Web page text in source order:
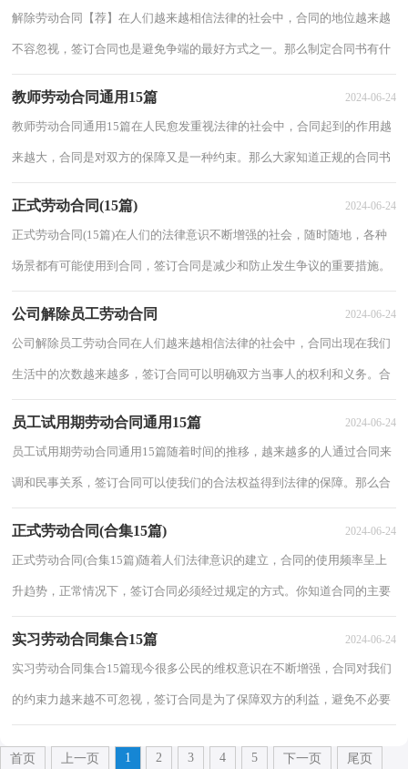
解除劳动合同【荐】在人们越来越相信法律的社会中，合同的地位越来越
不容忽视，签订合同也是避免争端的最好方式之一。那么制定合同书有什
么需要注意的呢？下面是小编精心整理的解...
教师劳动合同通用15篇 2024-06-24
教师劳动合同通用15篇在人民愈发重视法律的社会中，合同起到的作用越
来越大，合同是对双方的保障又是一种约束。那么大家知道正规的合同书
怎么写吗？下面是小编帮大家整理的教师劳...
正式劳动合同(15篇) 2024-06-24
正式劳动合同(15篇)在人们的法律意识不断增强的社会，随时随地，各种
场景都有可能使用到合同，签订合同是减少和防止发生争议的重要措施。
你知道合同的主要内容是什么吗？以下是小编...
公司解除员工劳动合同 2024-06-24
公司解除员工劳动合同在人们越来越相信法律的社会中，合同出现在我们
生活中的次数越来越多，签订合同可以明确双方当事人的权利和义务。合
同有不同的类型，当然也有不同的目的，下面...
员工试用期劳动合同通用15篇 2024-06-24
员工试用期劳动合同通用15篇随着时间的推移，越来越多的人通过合同来
调和民事关系，签订合同可以使我们的合法权益得到法律的保障。那么合
同书的格式，你掌握了吗？以下是小编帮大家...
正式劳动合同(合集15篇) 2024-06-24
正式劳动合同(合集15篇)随着人们法律意识的建立，合同的使用频率呈上
升趋势，正常情况下，签订合同必须经过规定的方式。你知道合同的主要
内容是什么吗？下面是小编整理的正式劳动合...
实习劳动合同集合15篇 2024-06-24
实习劳动合同集合15篇现今很多公民的维权意识在不断增强，合同对我们
的约束力越来越不可忽视，签订合同是为了保障双方的利益，避免不必要
的争端。那么正式、规范的合同是什么样的...
首页 上一页 1 2 3 4 5 下一页 尾页